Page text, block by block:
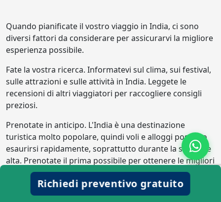
Quando pianificate il vostro viaggio in India, ci sono
diversi fattori da considerare per assicurarvi la migliore
esperienza possibile.
Fate la vostra ricerca. Informatevi sul clima, sui festival,
sulle attrazioni e sulle attività in India. Leggete le
recensioni di altri viaggiatori per raccogliere consigli
preziosi.
Prenotate in anticipo. L'India è una destinazione
turistica molto popolare, quindi voli e alloggi possono
esaurirsi rapidamente, soprattutto durante la stagione
alta. Prenotate il prima possibile per ottenere le migliori
tariffe.
Siate flessibili. Il clima in India può essere imprevedibile,
Richiedi preventivo gratuito